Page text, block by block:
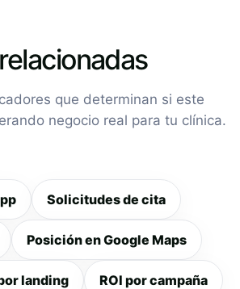
que determinan si este
negocio real para tu clínica.
Solicitudes de cita
Posición en Google Maps
landing ROI por campaña